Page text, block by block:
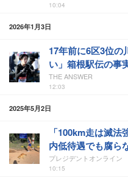
10:04
2026年1月3日
17年前に6区3位の
い」箱根駅伝の事
THE ANSWER
12:03
2025年5月2日
「100km走は滅
内低待遇でも腐ら
プレジデントオンライン
10:15